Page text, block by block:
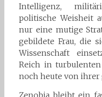
Intelligenz,
politische Weisheit
nur eine mutige
gebildete Frau, die
Wissenschaft
Reich in
noch heute von ihrer
Zenobia bleibt ein